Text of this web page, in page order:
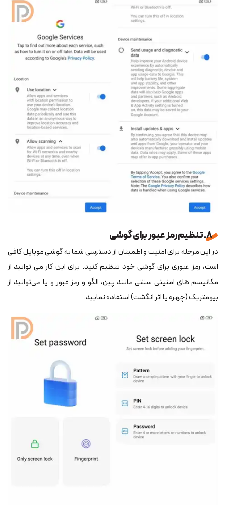
8. تنظیم رمز عبور برای گوشی
در این مرحله برای امنیت و اطمینان از دسترسی شما به گوشی موبایل کافی
است، رمز عبوری برای گوشی خود تنظیم کنید. برای این کار می ‎توانید از
مکانیسم های امنیتی سنتی مانند پین، الگو و رمز عبور و یا می‌توانید از
بیومتریک (چهره یا اثر انگشت) استفاده نمایید.